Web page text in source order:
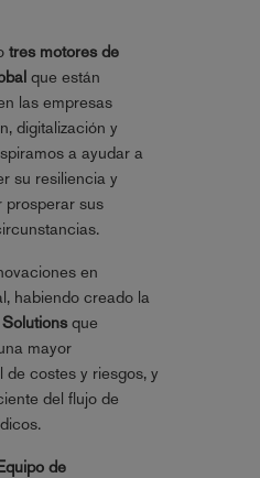
tres motores de
que están
las empresas
digitalización y
a ayudar a
su resiliencia y
prosperar sus
en
habiendo creado la
que
mayor
costes y riesgos, y
del flujo de
de